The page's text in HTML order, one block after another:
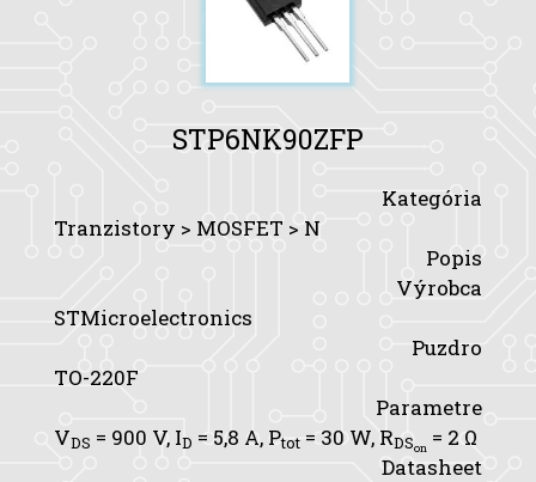
STP6NK90ZFP
Kategória
Tranzistory > MOSFET > N
Popis
Výrobca
STMicroelectronics
Puzdro
TO-220F
Parametre
VDS = 900 V, ID = 5,8 A, Ptot = 30 W, RDSon = 2 Ω
Datasheet